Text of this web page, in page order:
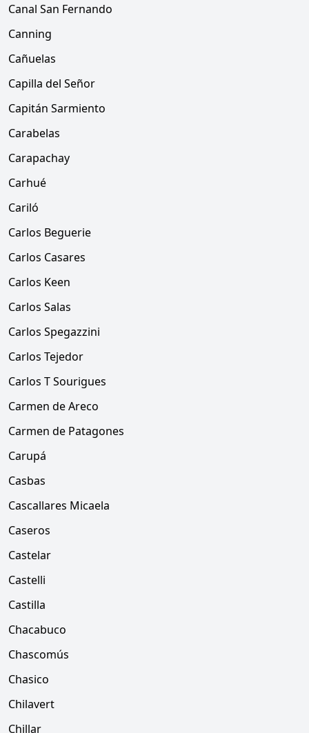
Canal San Fernando
Canning
Cañuelas
Capilla del Señor
Capitán Sarmiento
Carabelas
Carapachay
Carhué
Cariló
Carlos Beguerie
Carlos Casares
Carlos Keen
Carlos Salas
Carlos Spegazzini
Carlos Tejedor
Carlos T Sourigues
Carmen de Areco
Carmen de Patagones
Carupá
Casbas
Cascallares Micaela
Caseros
Castelar
Castelli
Castilla
Chacabuco
Chascomús
Chasico
Chilavert
Chillar